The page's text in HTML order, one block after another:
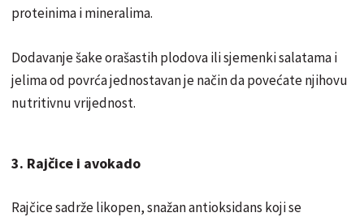
proteinima i mineralima.
Dodavanje šake orašastih plodova ili sjemenki salatama i
jelima od povrća jednostavan je način da povećate njihovu
nutritivnu vrijednost.
3. Rajčice i avokado
Rajčice sadrže likopen, snažan antioksidans koji se